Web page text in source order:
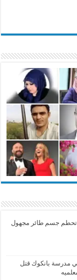
تحطم جسم طائر مجهول
في مدرسة بانكوك قتل